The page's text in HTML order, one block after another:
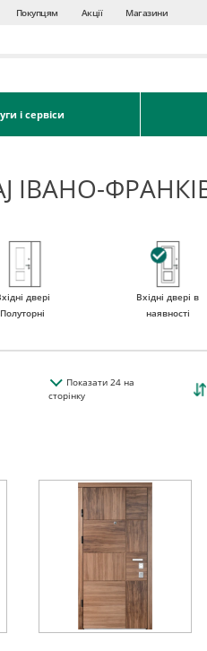
Покупцям Акції Магазини
і сервіси
ІВАНО-
двері
Полуторні
Вхідні двері в
наявності
Показати24на
сторінку